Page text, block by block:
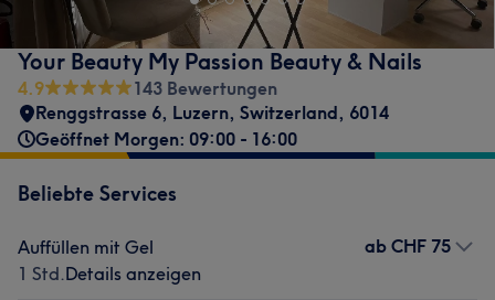
Your Beauty My Passion Beauty & Nails
4.9
143 Bewertungen
Renggstrasse 6, Luzern, Switzerland, 6014
Geöffnet Morgen: 09:00 - 16:00
Beliebte Services
Auffüllen mit Gel
1 Std.Details anzeigen
ab CHF 75